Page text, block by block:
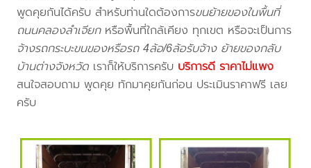
พูดคุยกันได้ครับ สำหรับท่านใดต้องการขนย้ายของในพื้นที่
ถนนคลองลำเจียกหรือพื้นที่ใกล้เคียง ทุกเขต หรือจะเป็นการ
จ้างรถกระบะขนของหรือรถ 4ล้อ/6ล้อรับจ้าง ย้ายของกลับ
บ้านต่างจังหวัด เราก็ให้บริการครับ บริการดี ราคาไม่แพง
สนใจสอบถาม พูดคุย ทักมาคุยกันก่อน ประเมินราคาฟรี เลย
ครับ